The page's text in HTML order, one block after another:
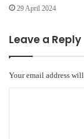
29 April 2024
Leave a Reply
Your email address